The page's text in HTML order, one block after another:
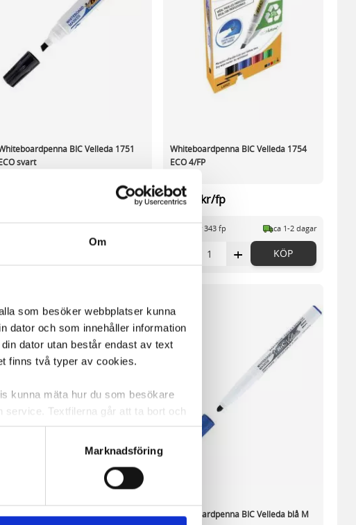
Om
som besöker webbplatser kunna
dator och som innehåller information
dator utan består endast av text
finns två typer av cookies.
kunna mäta hur du som besökare
Textfilerna går att ta bort och
endast ett unikt nummer utan
är inne och besöker sidan delar
Marknadsföring
BIC Velleda 1751
svart
Whiteboardpenna BIC Velleda 1754
ECO 4/FP
47,17 kr/fp
I lager 343 fp ca 1-2 dagar
+ KÖP
BIC Velleda 1781
Whiteboardpenna BIC Velleda blå M